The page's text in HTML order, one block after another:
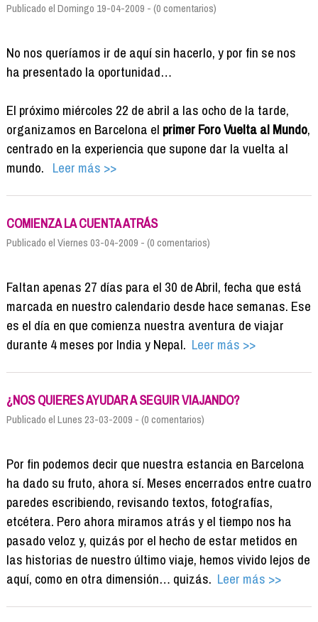
Publicado el Domingo 19-04-2009 - (0 comentarios)
No nos queríamos ir de aquí sin hacerlo, y por fin se nos
ha presentado la oportunidad…
El próximo miércoles 22 de abril a las ocho de la tarde,
organizamos en Barcelona el primer Foro Vuelta al Mundo,
centrado en la experiencia que supone dar la vuelta al
mundo. Leer más >>
COMIENZA LA CUENTA ATRÁS
Publicado el Viernes 03-04-2009 - (0 comentarios)
Faltan apenas 27 días para el 30 de Abril, fecha que está
marcada en nuestro calendario desde hace semanas. Ese
es el día en que comienza nuestra aventura de viajar
durante 4 meses por India y Nepal. Leer más >>
¿NOS QUIERES AYUDAR A SEGUIR VIAJANDO?
Publicado el Lunes 23-03-2009 - (0 comentarios)
Por fin podemos decir que nuestra estancia en Barcelona
ha dado su fruto, ahora sí. Meses encerrados entre cuatro
paredes escribiendo, revisando textos, fotografías,
etcétera. Pero ahora miramos atrás y el tiempo nos ha
pasado veloz y, quizás por el hecho de estar metidos en
las historias de nuestro último viaje, hemos vivido lejos de
aquí, como en otra dimensión… quizás. Leer más >>